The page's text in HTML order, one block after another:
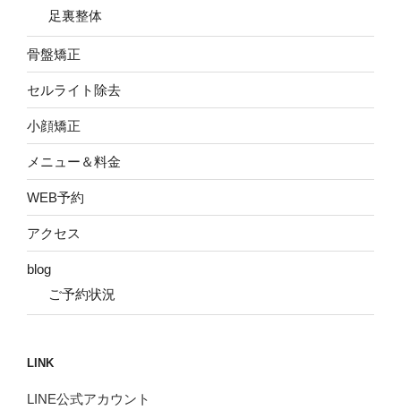
足裏整体
骨盤矯正
セルライト除去
小顔矯正
メニュー＆料金
WEB予約
アクセス
blog
ご予約状況
LINK
LINE公式アカウント